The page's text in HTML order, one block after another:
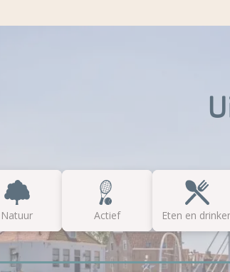
Natuur Actief Eten en